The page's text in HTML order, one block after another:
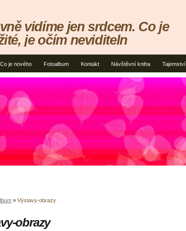
Co je nového Fotoalbum Kontakt Návštěvní kniha Tajemství
vidíme jen srdcem. Co je
je očím neviditeln
» Výstavy-obrazy
obrazy